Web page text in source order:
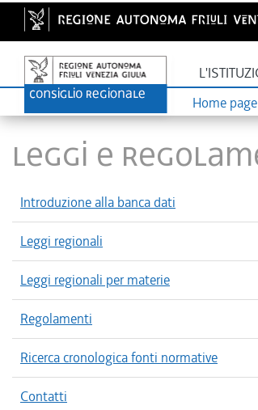
Home page
LEGGI E
Introduzione alla banca dati
Leggi regionali
Leggi regionali per materie
Regolamenti
Ricerca cronologica fonti normative
Contatti